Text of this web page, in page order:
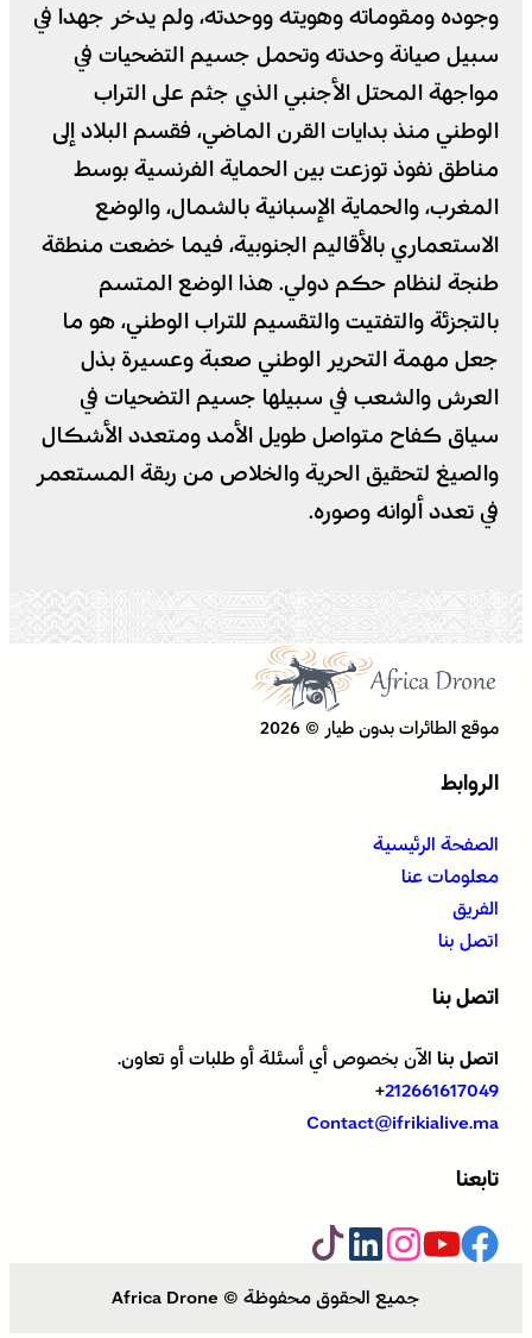
وجوده ومقوماته وهويته ووحدته، ولم يدخر جهدا في
سبيل صيانة وحدته وتحمل جسيم التضحيات في
مواجهة المحتل الأجنبي الذي جثم على التراب
الوطني منذ بدايات القرن الماضي، فقسم البلاد إلى
مناطق نفوذ توزعت بين الحماية الفرنسية بوسط
المغرب، والحماية الإسبانية بالشمال، والوضع
الاستعماري بالأقاليم الجنوبية، فيما خضعت منطقة
طنجة لنظام حكم دولي. هذا الوضع المتسم
بالتجزئة والتفتيت والتقسيم للتراب الوطني، هو ما
جعل مهمة التحرير الوطني صعبة وعسيرة بذل
العرش والشعب في سبيلها جسيم التضحيات في
سياق كفاح متواصل طويل الأمد ومتعدد الأشكال
والصيغ لتحقيق الحرية والخلاص من ربقة المستعمر
في تعدد ألوانه وصوره.
موقع الطائرات بدون طيار © 2026
الروابط
الصفحة الرئيسية
معلومات عنا
الفريق
اتصل بنا
اتصل بنا
اتصل بنا الآن بخصوص أي أسئلة أو طلبات أو تعاون.
212661617049
+
Contact@ifrikialive.ma
تابعنا
جميع الحقوق محفوظة © Africa Drone